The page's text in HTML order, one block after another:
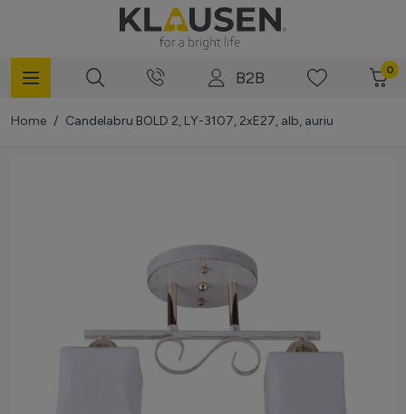
B2B 0
Home / Candelabru BOLD 2, LY-3107, 2xE27, alb, auriu